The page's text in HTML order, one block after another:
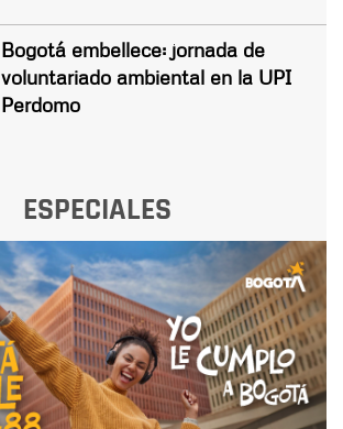
Bogotá embellece: jornada de
voluntariado ambiental en la UPI
Perdomo
ESPECIALES